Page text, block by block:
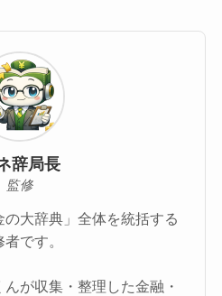
辞局長
監修
大辞典」全体を統括する
者です。
が収集・整理した金融・